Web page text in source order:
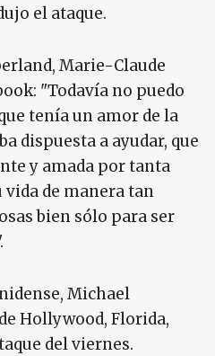
el ataque.
Marie-Claude
"Todavía no puedo
tenía un amor de la
dispuesta a ayudar, que
y amada por tanta
vida de manera tan
bien sólo para ser
Michael
Hollywood, Florida,
del viernes.